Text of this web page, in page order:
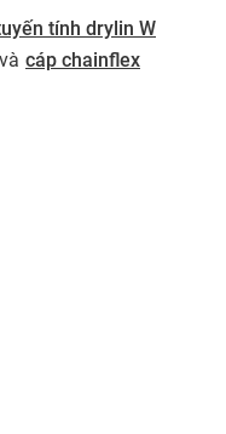
tính drylin W
và cáp chainflex